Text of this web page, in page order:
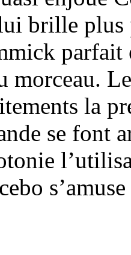
brille plus
parfait
morceau.
la
se font